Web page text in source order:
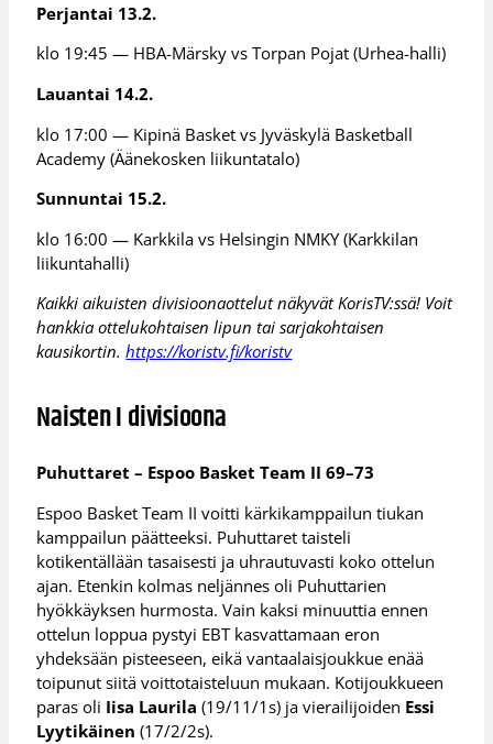
Perjantai 13.2.
klo 19:45 — HBA-Märsky vs Torpan Pojat (Urhea-halli)
Lauantai 14.2.
klo 17:00 — Kipinä Basket vs Jyväskylä Basketball
Academy (Äänekosken liikuntatalo)
Sunnuntai 15.2.
klo 16:00 — Karkkila vs Helsingin NMKY (Karkkilan
liikuntahalli)
Kaikki aikuisten divisioonaottelut näkyvät KorisTV:ssä! Voit
hankkia ottelukohtaisen lipun tai sarjakohtaisen
kausikortin.https://koristv.fi/koristv
Naisten I divisioona
Puhuttaret – Espoo Basket Team II 69–73
Espoo Basket Team II voitti kärkikamppailun tiukan
kamppailun päätteeksi. Puhuttaret taisteli
kotikentällään tasaisesti ja uhrautuvasti koko ottelun
ajan. Etenkin kolmas neljännes oli Puhuttarien
hyökkäyksen hurmosta. Vain kaksi minuuttia ennen
ottelun loppua pystyi EBT kasvattamaan eron
yhdeksään pisteeseen, eikä vantaalaisjoukkue enää
toipunut siitä voittotaisteluun mukaan. Kotijoukkueen
paras oli Iisa Laurila (19/11/1s) ja vierailijoiden Essi
Lyytikäinen (17/2/2s).